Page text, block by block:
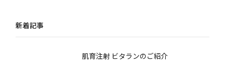
新着記事
肌育注射 ビタランのご紹介